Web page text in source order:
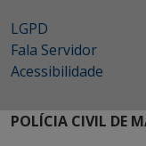
LGPD
Fala Servidor
Acessibilidade
POLÍCIA CIVIL DE